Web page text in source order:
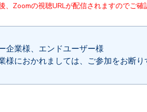
、Zoomの視聴URLが配信されますのでご確
企業様、エンドユーザー様
におかれましては、ご参加をお断り